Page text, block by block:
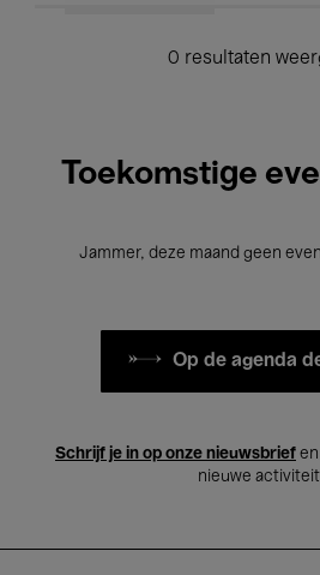
0 resultaten
Toekomstige
Jammer, deze maand geen
Op de agenda
Schrijf je in op onze nieuwsbrief
nieuwe